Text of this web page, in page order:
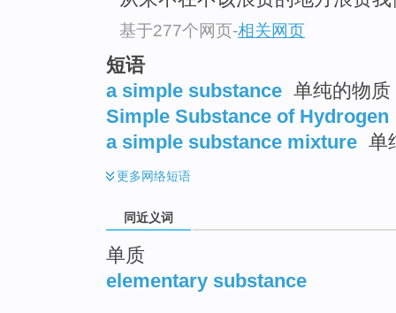
基于277个网页-相关网页
短语
a simple substance 单纯的物质
Simple Substance of Hydrogen
a simple substance mixture 单
更多网络短语
同近义词
单质
elementary substance